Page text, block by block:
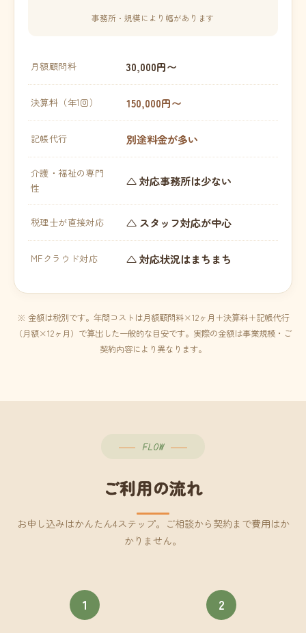
事務所・規模により幅があります
月額顧問料 30,000円〜
決算料（年1回） 150,000円〜
記帳代行 別途料金が多い
介護・福祉の専門
性
△ 対応事務所は少ない
税理士が直接対応 △ スタッフ対応が中心
MFクラウド対応 △ 対応状況はまちまち
※ 金額は税別です。年間コストは月額顧問料×12ヶ月＋決算料＋記帳代行
（月額×12ヶ月）で算出した一般的な目安です。実際の金額は事業規模・ご
契約内容により異なります。
FLOW
ご利用の流れ
お申し込みはかんたん4ステップ。ご相談から契約まで費用はか
かりません。
1 2